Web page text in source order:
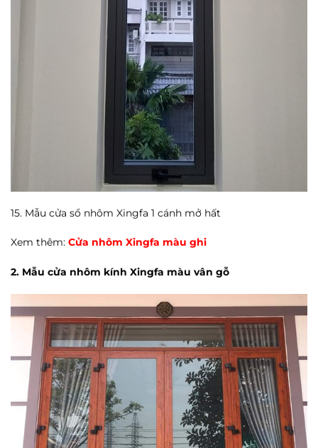
15. Mẫu cửa sổ nhôm Xingfa 1 cánh mở hất
Xem thêm: Cửa nhôm Xingfa màu ghi
2. Mẫu cửa nhôm kính Xingfa màu vân gỗ